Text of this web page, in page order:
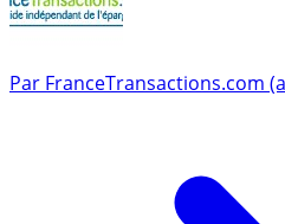
Par FranceTransactions.com